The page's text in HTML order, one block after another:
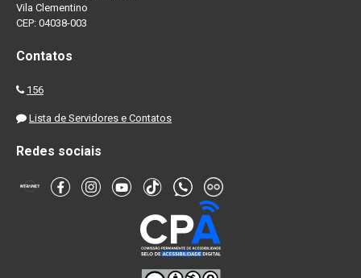
Vila Clementino
CEP: 04038-003
Contatos
156
Lista de Servidores e Contatos
Redes sociais